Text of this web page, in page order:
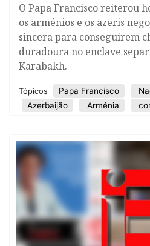
O Papa Francisco reiterou
os arménios e os azeris
sincera para conseguirem
duradoura no enclave
Karabakh.
Tópicos Papa Francisco
Azerbaijão
Arménia